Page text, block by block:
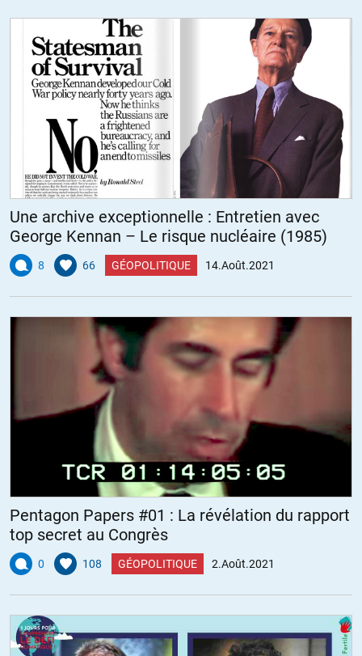
Une archive exceptionnelle : Entretien avec
George Kennan – Le risque nucléaire (1985)
8 66 GÉOPOLITIQUE 14.Août.2021
Pentagon Papers #01 : La révélation du rapport
top secret au Congrès
0 108 GÉOPOLITIQUE 2.Août.2021